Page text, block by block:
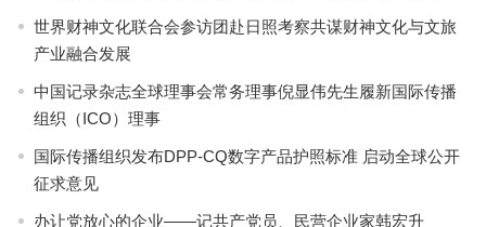
世界财神文化联合会参访团赴日照考察共谋财神文化与文旅
产业融合发展
中国记录杂志全球理事会常务理事倪显伟先生履新国际传播
组织（ICO）理事
国际传播组织发布DPP-CQ数字产品护照标准 启动全球公开
征求意见
办让党放心的企业——记共产党员、民营企业家韩宏升